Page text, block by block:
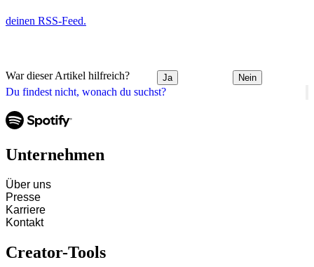
Du findest nicht, wonach du suchst?
deinen RSS-Feed.
War dieser Artikel hilfreich? Ja Nein
Unternehmen
Über uns
Presse
Karriere
Kontakt
Creator-Tools